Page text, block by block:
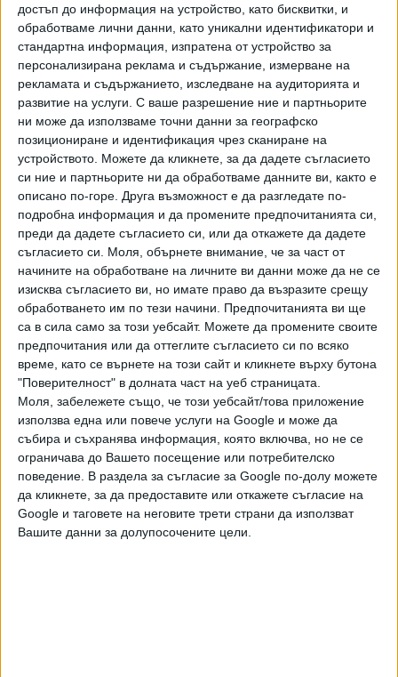
достъп до информация на устройство, като бисквитки, и
обработваме лични данни, като уникални идентификатори и
стандартна информация, изпратена от устройство за
персонализирана реклама и съдържание, измерване на
рекламата и съдържанието, изследване на аудиторията и
развитие на услуги. С ваше разрешение ние и партньорите
ни може да използваме точни данни за географско
позициониране и идентификация чрез сканиране на
устройството. Можете да кликнете, за да дадете съгласието
си ние и партньорите ни да обработваме данните ви, както е
описано по-горе. Друга възможност е да разгледате по-
подробна информация и да промените предпочитанията си,
преди да дадете съгласието си, или да откажете да дадете
съгласието си.
Моля, обърнете внимание, че за част от
начините на обработване на личните ви данни може да не се
изисква съгласието ви, но имате право да възразите срещу
обработването им по тези начини. Предпочитанията ви ще
са в сила само за този уебсайт. Можете да промените своите
предпочитания или да оттеглите съгласието си по всяко
време, като се върнете на този сайт и кликнете върху бутона
"Поверителност" в долната част на уеб страницата.
Моля, забележете също, че този уебсайт/това приложение
използва една или повече услуги на Google и може да
събира и съхранява информация, която включва, но не се
ограничава до Вашето посещение или потребителско
поведение. В раздела за съгласие за Google по-долу можете
да кликнете, за да предоставите или откажете съгласие на
Google и таговете на неговите трети страни да използват
Вашите данни за долупосочените цели.
С това преместване на средства от европрограмата
ПРСР към преки плащания, което нарича антикризисна
мярка "Ковид-19", или само "Ковид", Танева се хвали
вече няколко пъти пред медиите. Факт е, че по
инициатива на България Европейската комисия разреши
на всички държави членки да направят такава бюджетна
трансформация заради кризата, породена от
коронавируса. Новината сега е, че Брюксел е одобрил
пренасочването на пари и България е първата страна,
получила разрешение за такава ковид-мярка.
Танева обяви, че фермерите ще могат да подават
заявления за подпомагане от 19 август и че идеята е
средствата да бъдат разплатени до средата на
октомври. Тя посочи, че утре е насочено заседание на
фонд "Земеделие", на което ще бъдат определени
конкретните ставки за подпомагане за различните
агросектори.
Друга новина е, че вече и оранжериите ще могат да
ползват намален акциз за природния газ, който
използват. А фонд "Земеделие" ще възобнови
отпускането на инвестиционни кредити за фермерите
след дълго прекъсване.